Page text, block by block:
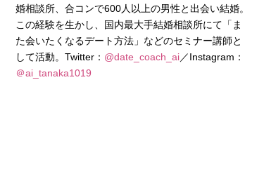
婚相談所、合コンで600人以上の男性と出会い結婚。
この経験を生かし、国内最大手結婚相談所にて「ま
た会いたくなるデート方法」などのセミナー講師と
して活動。Twitter： @date_coach_ai／Instagram：
＠ai_tanaka1019